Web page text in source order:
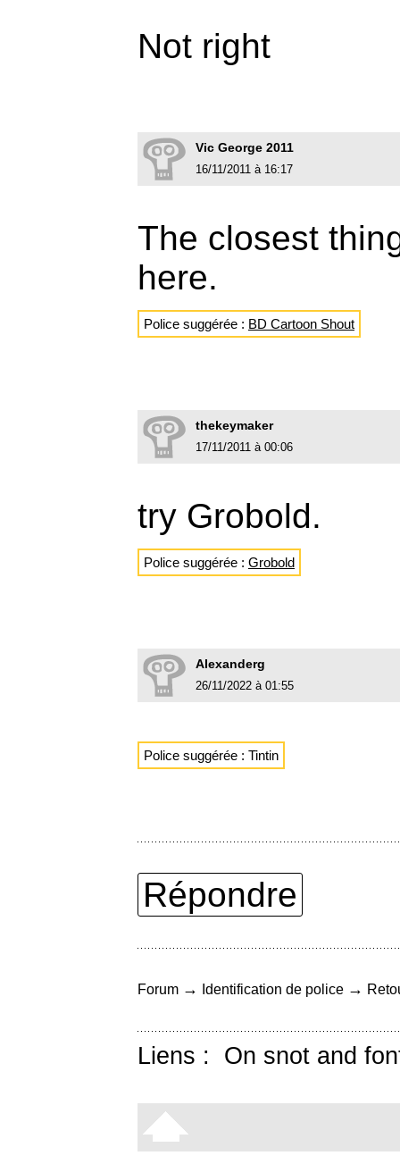
Not right
Vic George 2011
16/11/2011 à 16:17
The closest
here.
Police suggérée : BD Cartoon Shout
thekeymaker
17/11/2011 à 00:06
try Grobold.
Police suggérée : Grobold
Alexanderg
26/11/2022 à 01:55
Police suggérée : Tintin
Répondre
Forum → Identification de police →
Liens : On snot and